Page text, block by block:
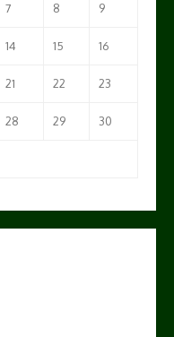
7 8 9
14 15 16
21 22 23
28 29 30